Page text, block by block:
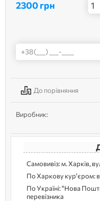
2300 грн
До порівняння
Виробник:
Самовивіз: м. Харків,
По Харкову кур'єром:
По Україні: "Нова
перевізника